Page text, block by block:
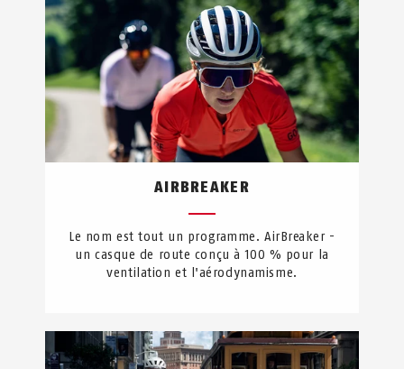
AIRBREAKER
Le nom est tout un programme. AirBreaker -
un casque de route conçu à 100 % pour la
ventilation et l'aérodynamisme.